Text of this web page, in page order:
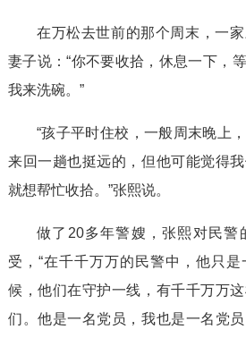
在万松去世前的那个周末，一
妻子说：“你不要收拾，休息一下，
我来洗碗。”
“孩子平时住校，一般周末晚上
来回一趟也挺远的，但他可能觉得
就想帮忙收拾。”张熙说。
做了20多年警嫂，张熙对民警
受，“在千千万万的民警中，他只
候，他们在守护一线，有千千万万
们。他是一名党员，我也是一名党